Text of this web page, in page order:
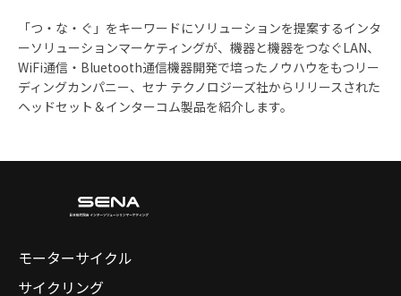
「つ・な・ぐ」をキーワードにソリューションを提案するインタ
ーソリューションマーケティングが、機器と機器をつなぐLAN、
WiFi通信・Bluetooth通信機器開発で培ったノウハウをもつリー
ディングカンパニー、セナ テクノロジーズ社からリリースされた
ヘッドセット＆インターコム製品を紹介します。
モーターサイクル
サイクリング